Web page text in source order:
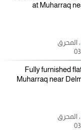
at Muharraq
، المحرق
Fully furnished
Muharraq near
، المحرق